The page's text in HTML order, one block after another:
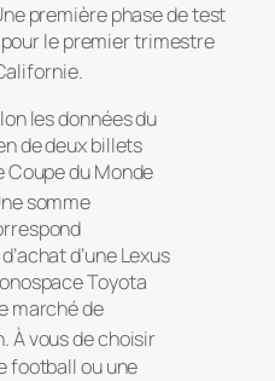
première phase de test
le premier trimestre
.
les données du
de deux billets
du Monde
somme
d’une Lexus
Toyota
marché de
. À vous de choisir
football ou une